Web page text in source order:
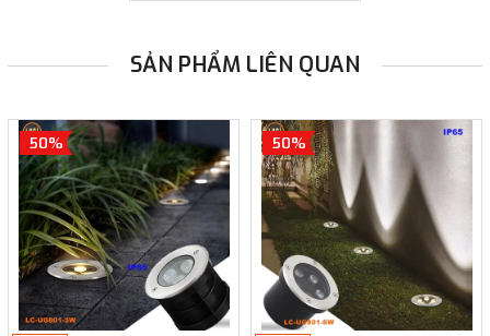
SẢN PHẨM LIÊN QUAN
50% 50%